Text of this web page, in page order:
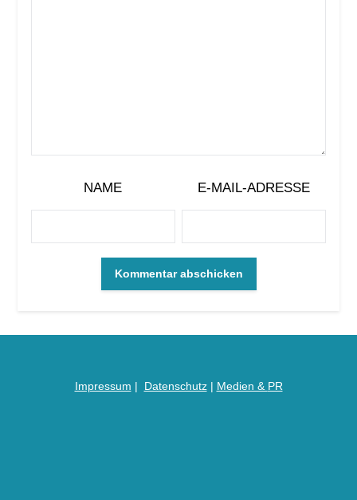
NAME E-MAIL-ADRESSE
Impressum | Datenschutz| Medien & PR